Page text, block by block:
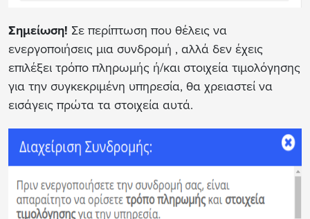
Σημείωση! Σε περίπτωση που θέλεις να
ενεργοποιήσεις μια συνδρομή , αλλά δεν έχεις
επιλέξει τρόπο πληρωμής ή/και στοιχεία τιμολόγησης
για την συγκεκριμένη υπηρεσία, θα χρειαστεί να
εισάγεις πρώτα τα στοιχεία αυτά.